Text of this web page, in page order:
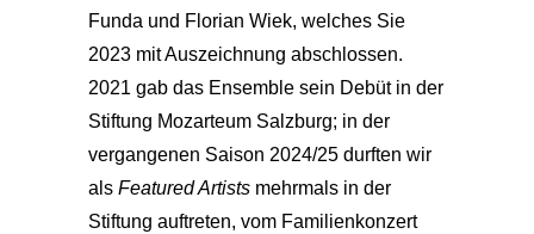
Funda und Florian Wiek, welches Sie
2023 mit Auszeichnung abschlossen.
2021 gab das Ensemble sein Debüt in der
Stiftung Mozarteum Salzburg; in der
vergangenen Saison 2024/25 durften wir
als Featured Artists mehrmals in der
Stiftung auftreten, vom Familienkonzert